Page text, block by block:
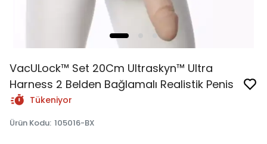
VacULock™ Set 20Cm Ultraskyn™ Ultra
Harness 2 Belden Bağlamalı Realistik Penis
Tükeniyor
Ürün Kodu: 105016-BX